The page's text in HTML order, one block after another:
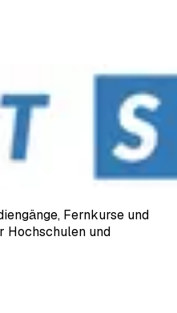
Fernkurse und
Hochschulen und